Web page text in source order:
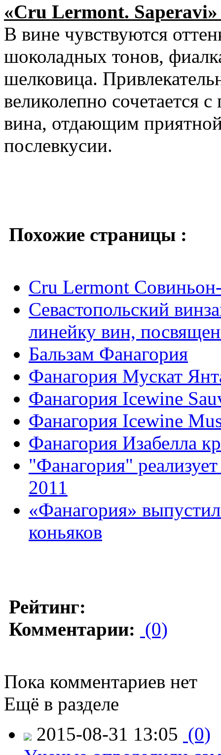
«Cru Lermont. Saperavi»
В вине чувствуются
шоколадных тонов,
шелковица.
великолепно сочетается
вина, отдающим
послевкусии.
Похожие страницы :
Cru Lermont
Севастопольский
линейку вин,
Бальзам Фанагория
Фанагория Мускат
Фанагория Icewine
Фанагория Icewine
Фанагория Изабелла
"Фанагория"
2011
«Фанагория»
коньяков
Рейтинг:
Комментарии: (0)
Пока комментариев нет
Ещё в разделе
2015-08-31 13:05 (0)